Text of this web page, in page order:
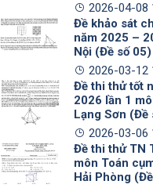
2026-04-08
Đề khảo sát
năm 2025 –
Nội (Đề số 05)
2026-03-12
Đề thi thử tốt
2026 lần 1
Lạng Sơn (Đề
2026-03-06
Đề thi thử TN
môn Toán
Hải Phòng